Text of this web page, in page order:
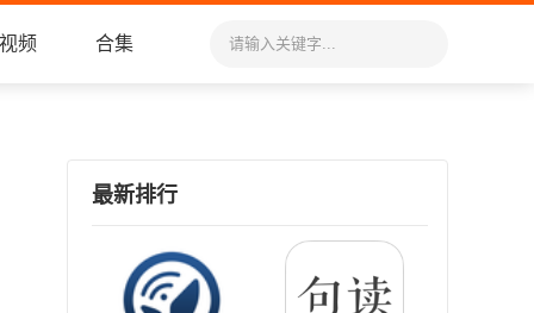
视频 合集
最新排行